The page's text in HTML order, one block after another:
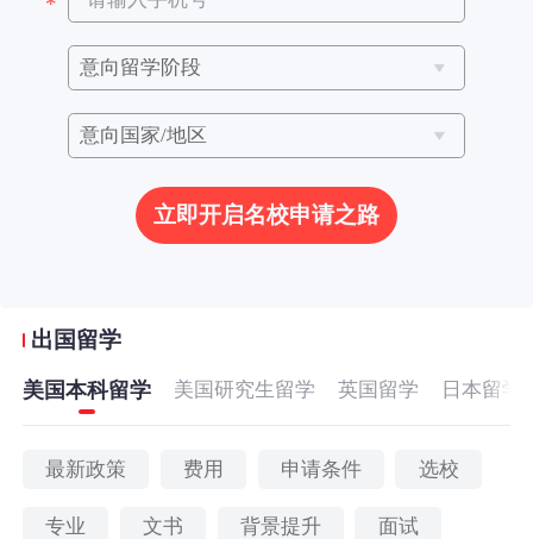
立即开启名校申请之路
出国留学
美国本科留学 美国研究生留学 英国留学 日本留学
最新政策 费用 申请条件 选校
专业 文书 背景提升 面试